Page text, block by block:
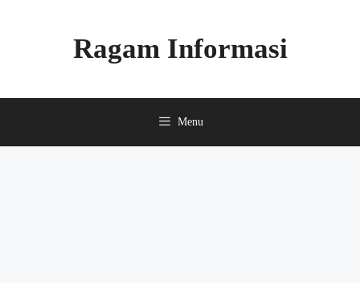
Ragam Informasi
Menu